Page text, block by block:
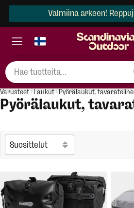
Valmiina arkeen!
Varusteet Laukut Pyörälaukut,
Pyörälaukut,